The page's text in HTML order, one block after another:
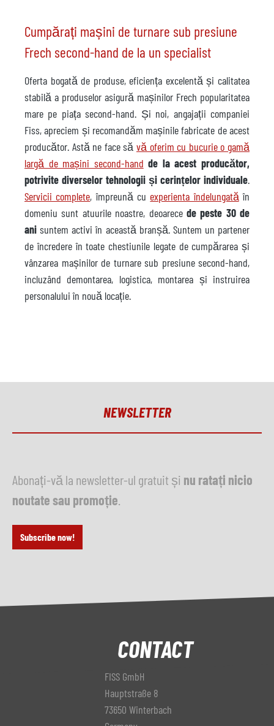
Cumpărați mașini de turnare sub presiune
Frech second-hand de la un specialist
Oferta bogată de produse, eficiența excelentă și calitatea
stabilă a produselor asigură mașinilor Frech popularitatea
mare pe piața second-hand. Și noi, angajații companiei
Fiss, apreciem și recomandăm mașinile fabricate de acest
producător. Astă ne face să vă oferim cu bucurie o gamă
largă de mașini second-hand de la acest producător,
potrivite diverselor tehnologii și cerințelor individuale.
Servicii complete, împreună cu experienta îndelungatăîn
domeniu sunt atuurile noastre, deoarece de peste 30 de
ani suntem activi în această branșă. Suntem un partener
de încredere în toate chestiunile legate de cumpărarea și
vânzarea mașinilor de turnare sub presiune second-hand,
incluzând demontarea, logistica, montarea și instruirea
personalului în nouă locație.
NEWSLETTER
Abonați-vă la newsletter-ul gratuit și nu ratați nicio
noutate sau promoție
Subscribe now!
CONTACT
FISS GmbH
Hauptstraße 8
73650 Winterbach